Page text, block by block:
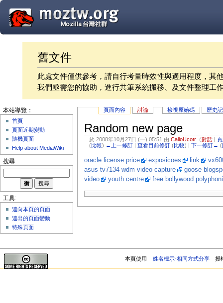
舊文件
此處文件僅供參考，請自行考量時效性與適用程度，其
我們亟需您的協助，進行共筆系統搬移、及文件整理工
頁面內容 討論 檢視原始碼 歷史
Random new page
於 2008年10月27日 (一) 05:51 由CalioUcotr （對話 |
(比較) ←上一修訂 |查看目前修訂 (比較) |下一修訂→ (
oracle license price exposicoes link
asus tv7134 wdm video capture
goose
video
youth centre free bollywood
本站導覽：
首頁
頁面近期變動
隨機頁面
Help about MediaWiki
搜尋
工具:
連向本頁的頁面
連出的頁面變動
特殊頁面
本頁使用 姓名標示-相同方式分享 授